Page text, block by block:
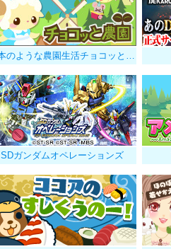
絵本のような農園生活チョコッと農園
SDガンダムオペレーションズ